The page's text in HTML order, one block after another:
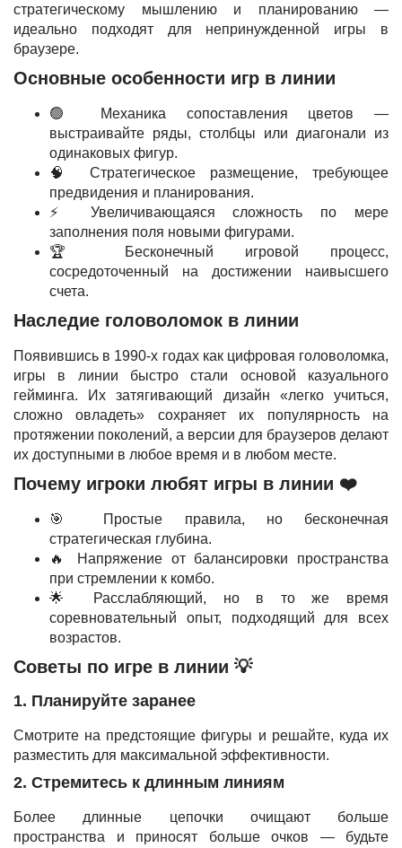
стратегическому мышлению и планированию —
идеально подходят для непринужденной игры в
браузере.
Основные особенности игр в линии
🟢 Механика сопоставления цветов —
выстраивайте ряды, столбцы или диагонали из
одинаковых фигур.
🧠 Стратегическое размещение, требующее
предвидения и планирования.
⚡ Увеличивающаяся сложность по мере
заполнения поля новыми фигурами.
🏆 Бесконечный игровой процесс,
сосредоточенный на достижении наивысшего
счета.
Наследие головоломок в линии
Появившись в 1990-х годах как цифровая головоломка,
игры в линии быстро стали основой казуального
гейминга. Их затягивающий дизайн «легко учиться,
сложно овладеть» сохраняет их популярность на
протяжении поколений, а версии для браузеров делают
их доступными в любое время и в любом месте.
Почему игроки любят игры в линии ❤️
🎯 Простые правила, но бесконечная
стратегическая глубина.
🔥 Напряжение от балансировки пространства
при стремлении к комбо.
🌟 Расслабляющий, но в то же время
соревновательный опыт, подходящий для всех
возрастов.
Советы по игре в линии 💡
1. Планируйте заранее
Смотрите на предстоящие фигуры и решайте, куда их
разместить для максимальной эффективности.
2. Стремитесь к длинным линиям
Более длинные цепочки очищают больше
пространства и приносят больше очков — будьте